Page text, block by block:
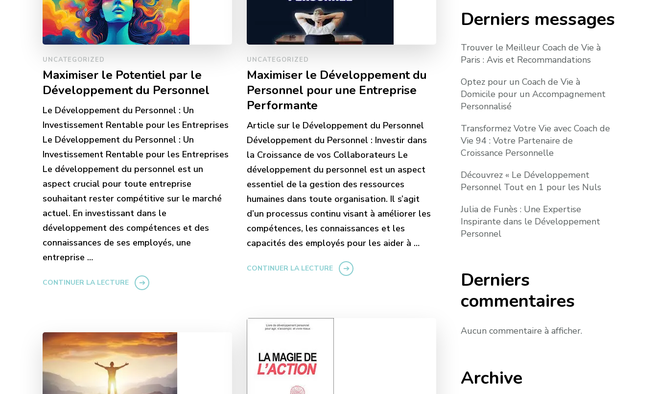
UNCATEGORIZED
Maximiser le Potentiel par le
Développement du Personnel
Le Développement du Personnel : Un
Investissement Rentable pour les Entreprises
Le Développement du Personnel : Un
Investissement Rentable pour les Entreprises
Le développement du personnel est un
aspect crucial pour toute entreprise
souhaitant rester compétitive sur le marché
actuel. En investissant dans le
développement des compétences et des
connaissances de ses employés, une
entreprise …
CONTINUER LA LECTURE
UNCATEGORIZED
Maximiser le Développement du
Personnel pour une Entreprise
Performante
Article sur le Développement du Personnel
Développement du Personnel : Investir dans
la Croissance de vos Collaborateurs Le
développement du personnel est un aspect
essentiel de la gestion des ressources
humaines dans toute organisation. Il s’agit
d’un processus continu visant à améliorer les
compétences, les connaissances et les
capacités des employés pour les aider à …
CONTINUER LA LECTURE
Derniers messages
Trouver le Meilleur Coach de Vie à
Paris : Avis et Recommandations
Optez pour un Coach de Vie à
Domicile pour un Accompagnement
Personnalisé
Transformez Votre Vie avec Coach de
Vie 94 : Votre Partenaire de
Croissance Personnelle
Découvrez « Le Développement
Personnel Tout en 1 pour les Nuls
Julia de Funès : Une Expertise
Inspirante dans le Développement
Personnel
Derniers
commentaires
Aucun commentaire à afficher.
Archive